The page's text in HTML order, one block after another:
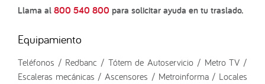
Llama al800 540 800 para solicitar ayuda en tu traslado.
Equipamiento
Teléfonos / Redbanc / Tótem de Autoservicio / Metro TV /
Escaleras mecánicas / Ascensores / Metroinforma / Locales